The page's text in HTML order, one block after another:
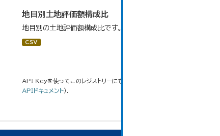
地目別土地評価額構成比
地目別の土地評価額構成比です。
CSV
API Keyを使ってこのレジストリーにもアクセス可能です
APIドキュメント).